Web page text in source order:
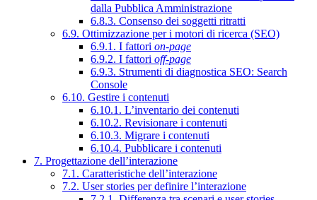
dalla Pubblica Amministrazione
6.8.3. Consenso dei soggetti ritratti
6.9. Ottimizzazione per i motori di ricerca (SEO)
6.9.1. I fattori on-page
6.9.2. I fattori off-page
6.9.3. Strumenti di diagnostica SEO: Search
Console
6.10. Gestire i contenuti
6.10.1. L’inventario dei contenuti
6.10.2. Revisionare i contenuti
6.10.3. Migrare i contenuti
6.10.4. Pubblicare i contenuti
7. Progettazione dell’interazione
7.1. Caratteristiche dell’interazione
7.2. User stories per definire l’interazione